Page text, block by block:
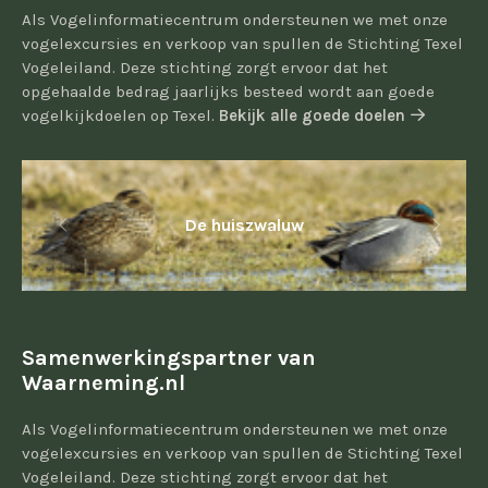
Als Vogelinformatiecentrum ondersteunen we met onze
vogelexcursies en verkoop van spullen de Stichting Texel
Vogeleiland. Deze stichting zorgt ervoor dat het
opgehaalde bedrag jaarlijks besteed wordt aan goede
vogelkijkdoelen op Texel. Bekijk alle goede doelen
De huiszwaluw
Samenwerkingspartner van
Waarneming.nl
Als Vogelinformatiecentrum ondersteunen we met onze
vogelexcursies en verkoop van spullen de Stichting Texel
Vogeleiland. Deze stichting zorgt ervoor dat het